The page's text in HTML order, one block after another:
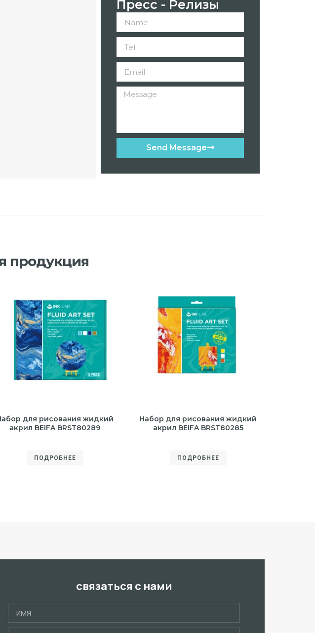
Пресс - Релизы
Send Message
продукция
для рисования жидкий
акрил BEIFA BRST80289
ПОДРОБНЕЕ
Набор для рисования жидкий
акрил BEIFA BRST80285
ПОДРОБНЕЕ
связаться с нами